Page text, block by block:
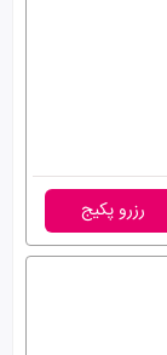
رزرو پکیج